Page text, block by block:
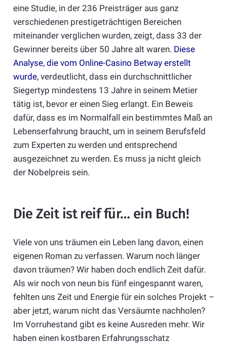
eine Studie, in der 236 Preisträger aus ganz
verschiedenen prestigeträchtigen Bereichen
miteinander verglichen wurden, zeigt, dass 33 der
Gewinner bereits über 50 Jahre alt waren. Diese
Analyse, die vom Online-Casino Betway erstellt
wurde, verdeutlicht, dass ein durchschnittlicher
Siegertyp mindestens 13 Jahre in seinem Metier
tätig ist, bevor er einen Sieg erlangt. Ein Beweis
dafür, dass es im Normalfall ein bestimmtes Maß an
Lebenserfahrung braucht, um in seinem Berufsfeld
zum Experten zu werden und entsprechend
ausgezeichnet zu werden. Es muss ja nicht gleich
der Nobelpreis sein.
Die Zeit ist reif für… ein Buch!
Viele von uns träumen ein Leben lang davon, einen
eigenen Roman zu verfassen. Warum noch länger
davon träumen? Wir haben doch endlich Zeit dafür.
Als wir noch von neun bis fünf eingespannt waren,
fehlten uns Zeit und Energie für ein solches Projekt –
aber jetzt, warum nicht das Versäumte nachholen?
Im Vorruhestand gibt es keine Ausreden mehr. Wir
haben einen kostbaren Erfahrungsschatz